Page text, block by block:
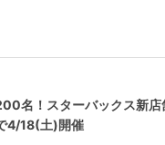
名！スターバックス新
4/18(土)開催